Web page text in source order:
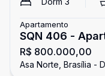
Apartamento
SQN 406 -
quartos -
livre - aceita
R$ 800.000,00
Asa Norte, Brasília -